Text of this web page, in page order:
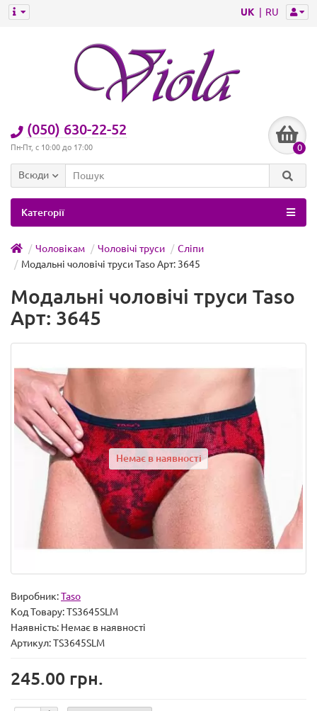
UK RU
(050) 630-22-52
Пн-Пт, с 10:00 до 17:00 0
Всюди
Категорії
Чоловікам Чоловічі труси
Сліпи
Модальні чоловічі труси Taso Арт: 3645
Модальні чоловічі труси Taso
Арт: 3645
Немає в наявності
Виробник:Taso
Код Товару:TS3645SLM
Наявність: Немає в наявності
Артикул: TS3645SLM
245.00 грн.